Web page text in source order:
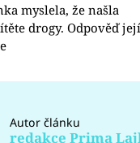
myslela, že našla
drogy. Odpověď její
Autor článku
redakce Prima